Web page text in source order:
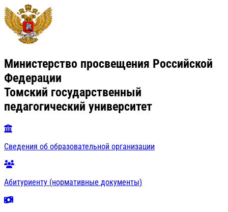
Министерство просвещения Российской
Федерации
Томский государственный
педагогический университет
Сведения об образовательной организации
Абитуриенту (нормативные документы)